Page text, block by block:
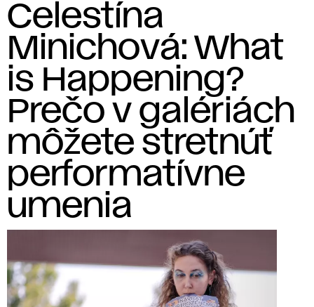
Celestína
Minichová: What
is Happening?
Prečo v galériách
môžete stretnúť
performatívne
umenia